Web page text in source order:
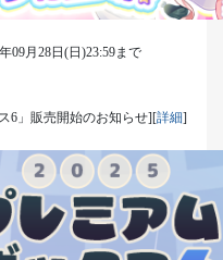
09月28日(日)23:59まで
6」販売開始のお知らせ][詳細]